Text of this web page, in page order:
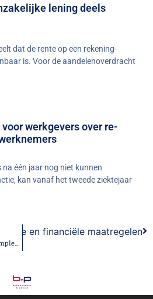
lening deels
dat de rente op een rekening-
is. Voor de aandelenoverdracht
werkgevers over re-
één jaar nog niet kunnen
kan vanaf het tweede ziektejaar
en financiële maatregelen